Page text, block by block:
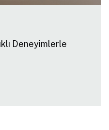
Deneyimlerle